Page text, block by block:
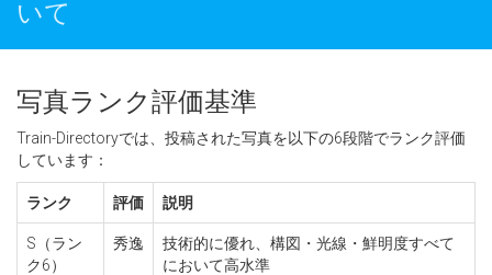
いて
写真ランク評価基準
Train-Directoryでは、投稿された写真を以下の6段階でランク評価
しています：
ランク 評価 説明
S（ラン
ク6）
秀逸
技術的に優れ、構図・光線・鮮明度すべて
において高水準